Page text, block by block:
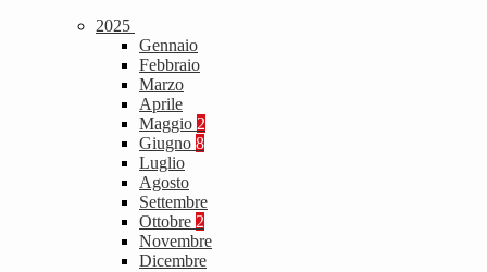
2025
Gennaio
Febbraio
Marzo
Aprile
Maggio 2
Giugno 8
Luglio
Agosto
Settembre
Ottobre 2
Novembre
Dicembre